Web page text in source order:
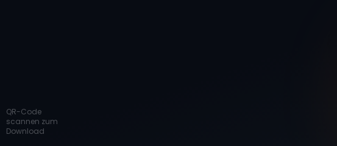
QR-Code
scannen zum
Download